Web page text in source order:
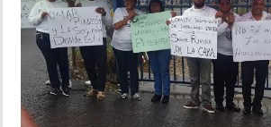
MUNDO
INSÓLITAS
MULTIMEDIA